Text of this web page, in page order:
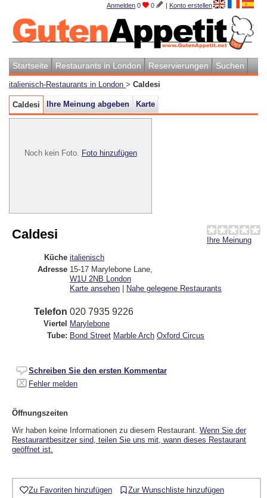
Anmelden 0 0 | Konto erstellen
Startseite Restaurants in London Reservierungen Suchen
italienisch-Restaurants in London > Caldesi
Caldesi Ihre Meinung abgeben Karte
Noch kein Foto. Foto hinzufügen
Ihre Meinung
Caldesi
Küche italienisch
Adresse 15-17 Marylebone Lane
W1U 2NB London
Karte ansehen | Nahe gelegene Restaurants
Telefon 020 7935 9226
Viertel Marylebone
Tube: Bond Street Marble Arch Oxford Circus
Schreiben Sie den ersten Kommentar
Fehler melden
Öffnungszeiten
Wir haben keine Informationen zu diesem Restaurant. Wenn Sie der
Restaurantbesitzer sind, teilen Sie uns mit, wann dieses Restaurant
geöffnet ist.
Zu Favoriten hinzufügen Zur Wunschliste hinzufügen